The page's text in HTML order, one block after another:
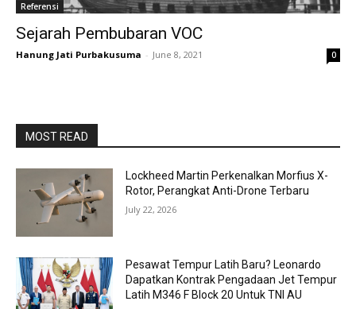
Referensi
Sejarah Pembubaran VOC
Hanung Jati Purbakusuma - June 8, 2021 0
MOST READ
Lockheed Martin Perkenalkan Morfius X-
Rotor, Perangkat Anti-Drone Terbaru
July 22, 2026
Pesawat Tempur Latih Baru? Leonardo
Dapatkan Kontrak Pengadaan Jet Tempur
Latih M346 F Block 20 Untuk TNI AU